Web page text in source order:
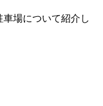
場について紹介し